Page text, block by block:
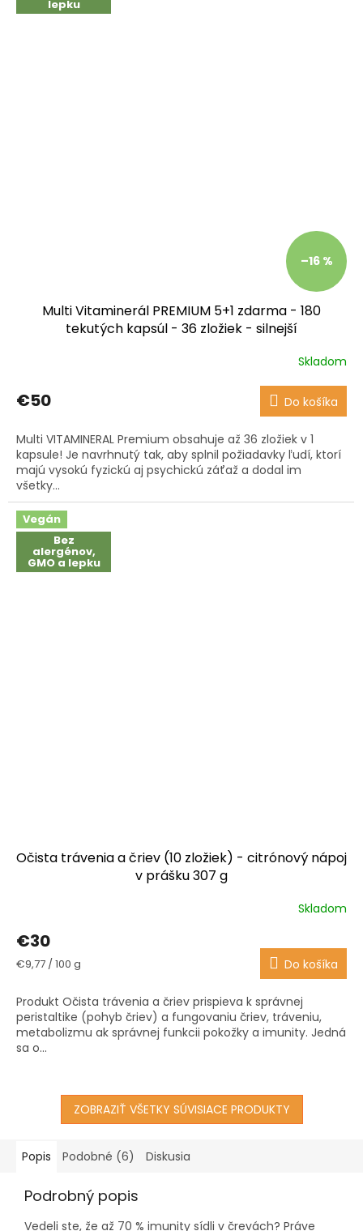
lepku
–16 %
Multi Vitaminerál PREMIUM 5+1 zdarma - 180
tekutých kapsúl - 36 zložiek - silnejší
produktu
je
z
5
hviezdičiek.
Skladom
€50 Do košíka
Multi VITAMINERAL Premium obsahuje až 36 zložiek v 1
kapsule! Je navrhnutý tak, aby splnil požiadavky ľudí, ktorí
majú vysokú fyzickú aj psychickú záťaž a dodal im
všetky...
Vegán
Bez
alergénov,
GMO a lepku
Očista trávenia a čriev (10 zložiek) - citrónový nápoj
v prášku 307 g
produktu
je
3,6
5
hviezdičiek.
Skladom
€30
Jednotková
€9,77 / 100 g Do košíka
Produkt Očista trávenia a čriev prispieva k správnej
peristaltike (pohyb čriev) a fungovaniu čriev, tráveniu,
metabolizmu ak správnej funkcii pokožky a imunity. Jedná
sa o...
ZOBRAZIŤ VŠETKY SÚVISIACE PRODUKTY
Popis Podobné (6) Diskusia
Podrobný popis
Vedeli ste, že až 70 % imunity sídli v črevách? Práve